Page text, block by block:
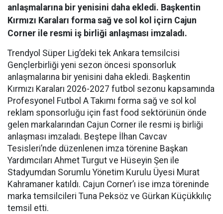
anlaşmalarına bir yenisini daha ekledi. Başkentin
Kırmızı Karaları forma sağ ve sol kol içirn Cajun
Corner ile resmi iş birliği anlaşması imzaladı.
Trendyol Süper Lig’deki tek Ankara temsilcisi
Gençlerbirliği yeni sezon öncesi sponsorluk
anlaşmalarına bir yenisini daha ekledi. Başkentin
Kırmızı Karaları 2026-2027 futbol sezonu kapsamında
Profesyonel Futbol A Takımı forma sağ ve sol kol
reklam sponsorluğu için fast food sektörünün önde
gelen markalarından Cajun Corner ile resmi iş birliği
anlaşması imzaladı. Beştepe İlhan Cavcav
Tesisleri’nde düzenlenen imza törenine Başkan
Yardımcıları Ahmet Turgut ve Hüseyin Şen ile
Stadyumdan Sorumlu Yönetim Kurulu Üyesi Murat
Kahramaner katıldı. Cajun Corner’ı ise imza töreninde
marka temsilcileri Tuna Peksöz ve Gürkan Küçükkılıç
temsil etti.